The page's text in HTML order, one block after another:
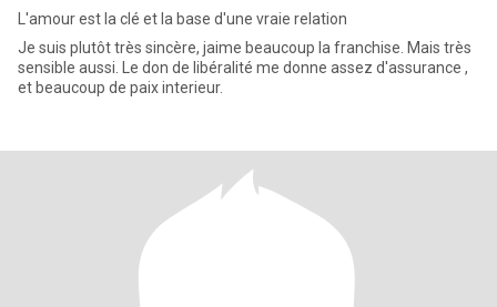
L'amour est la clé et la base d'une vraie relation
Je suis plutôt très sincère, jaime beaucoup la franchise. Mais très
sensible aussi. Le don de libéralité me donne assez d'assurance ,
et beaucoup de paix interieur.